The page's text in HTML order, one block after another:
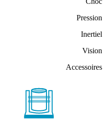
Pression
Inertiel
Vision
Accessoires